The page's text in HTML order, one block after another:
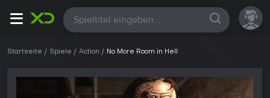
Alle
Startseite Spiele Action No More Room in Hell